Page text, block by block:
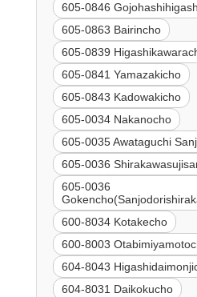
605-0846
605-0863 Bairincho
605-0839
605-0841 Yamazakicho
605-0843 Kadowakicho
605-0034 Nakanocho
605-0035 Awataguchi
605-0036
605-0036
600-8034 Kotakecho
600-8003
604-8043
604-8031 Daikokucho